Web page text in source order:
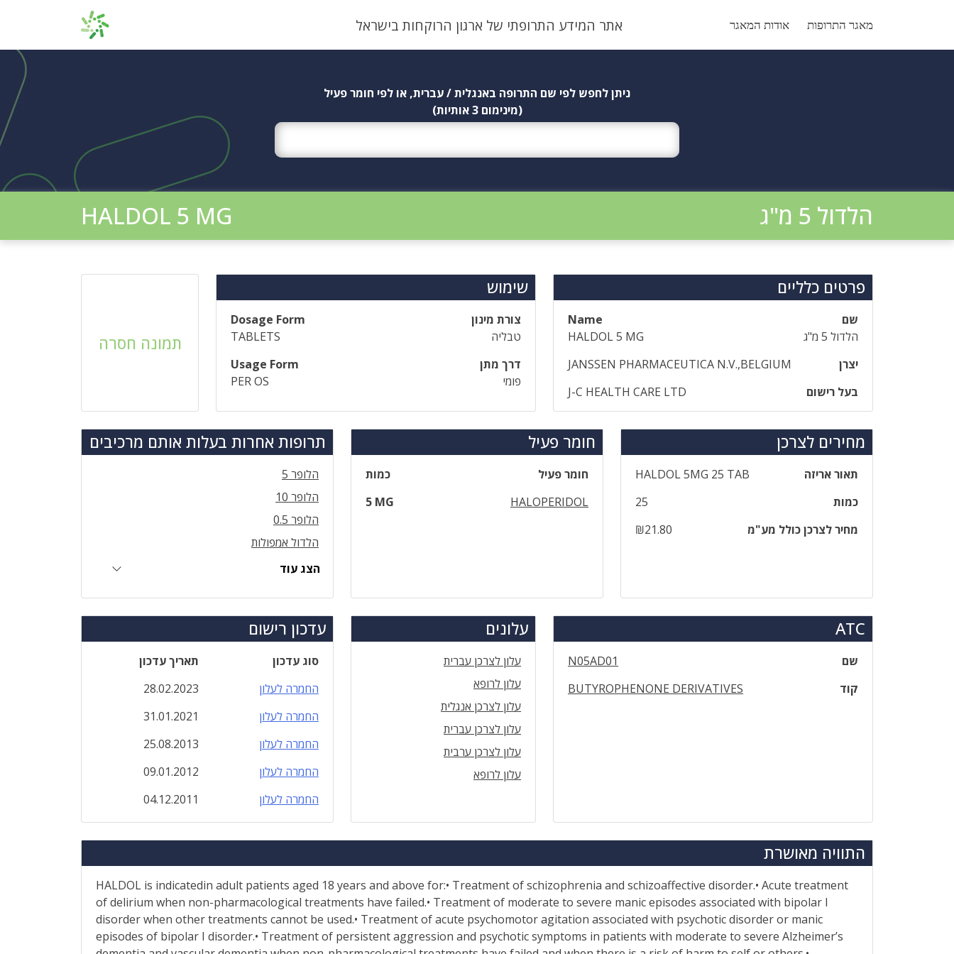
מאגר התרופות אודות המאגר אתר המידע התרופתי של ארגון הרוקחות בישראל
ניתן לחפש לפי שם התרופה באנגלית / עברית, או לפי חומר פעיל
(מינימום 3 אותיות)
הלדול 5 מ"ג HALDOL 5 MG
פרטים כלליים
שם
Name
הלדול 5 מ"ג
HALDOL 5 MG
יצרן
JANSSEN PHARMACEUTICA N.V.,BELGIUM
בעל רישום
J-C HEALTH CARE LTD
שימוש
צורת מינון
Dosage Form
טבליה
TABLETS
דרך מתן
Usage Form
פומי
PER OS
תמונה חסרה
מחירים לצרכן
תאור אריזה
HALDOL 5MG 25 TAB
כמות
25
מחיר לצרכן כולל מע"מ
₪21.80
חומר פעיל
חומר פעיל
כמות
HALOPERIDOL
5 MG
תרופות אחרות בעלות אותם מרכיבים
הלופר 5
הלופר 10
הלופר 0.5
הלדול אמפולות
הצג עוד
ATC
שם
N05AD01
קוד
BUTYROPHENONE DERIVATIVES
עלונים
עלון לצרכן עברית
עלון לרופא
עלון לצרכן אנגלית
עלון לצרכן עברית
עלון לצרכן ערבית
עלון לרופא
עדכון רישום
סוג עדכון
תאריך עדכון
החמרה לעלון
28.02.2023
החמרה לעלון
31.01.2021
החמרה לעלון
25.08.2013
החמרה לעלון
09.01.2012
החמרה לעלון
04.12.2011
התוויה מאושרת
HALDOL is indicatedin adult patients aged 18 years and above for:• Treatment of schizophrenia and schizoaffective disorder.• Acute treatment
of delirium when non-pharmacological treatments have failed.• Treatment of moderate to severe manic episodes associated with bipolar I
disorder when other treatments cannot be used.• Treatment of acute psychomotor agitation associated with psychotic disorder or manic
episodes of bipolar I disorder.• Treatment of persistent aggression and psychotic symptoms in patients with moderate to severe Alzheimer’s